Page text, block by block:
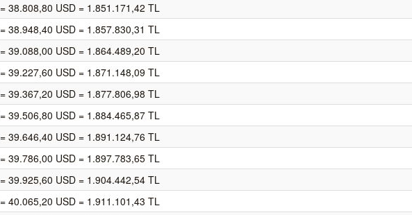
= 38.808,80 USD = 1.851.171,42 TL
= 38.948,40 USD = 1.857.830,31 TL
= 39.088,00 USD = 1.864.489,20 TL
= 39.227,60 USD = 1.871.148,09 TL
= 39.367,20 USD = 1.877.806,98 TL
= 39.506,80 USD = 1.884.465,87 TL
= 39.646,40 USD = 1.891.124,76 TL
= 39.786,00 USD = 1.897.783,65 TL
= 39.925,60 USD = 1.904.442,54 TL
= 40.065,20 USD = 1.911.101,43 TL